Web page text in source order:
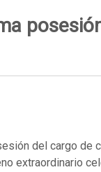
del cargo de
extraordinario